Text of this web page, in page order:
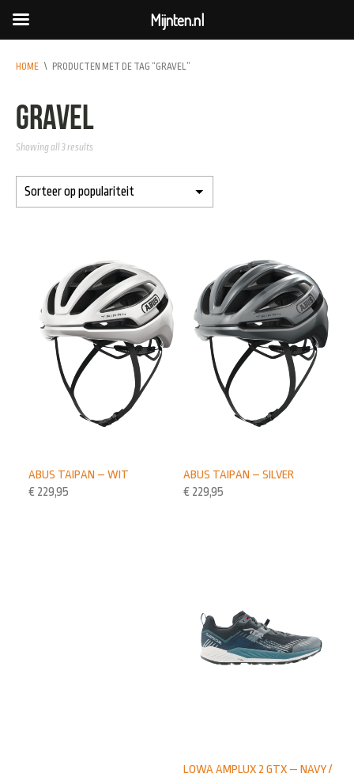
HOME \ PRODUCTEN MET DE TAG “GRAVEL”
gravel
Showing all 3 results
ABUS TAIPAN – SILVER
€ 229,95
ABUS TAIPAN – WIT
€ 229,95
LOWA AMPLUX 2 GTX — NAVY /
Mijnten.nl